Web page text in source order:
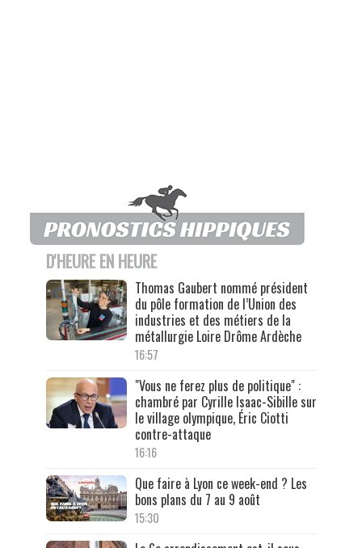
D'HEURE EN HEURE
Thomas Gaubert nommé président
du pôle formation de l’Union des
industries et des métiers de la
métallurgie Loire Drôme Ardèche
16:57
"Vous ne ferez plus de politique" :
chambré par Cyrille Isaac-Sibille sur
le village olympique, Éric Ciotti
contre-attaque
16:16
Que faire à Lyon ce week-end ? Les
bons plans du 7 au 9 août
15:30